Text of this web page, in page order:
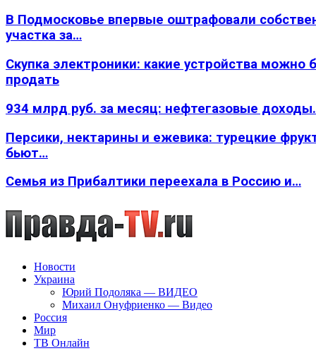
В Подмосковье впервые оштрафовали
участка за…
Скупка электроники: какие устройства можно
продать
934 млрд руб. за месяц: нефтегазовые
Персики, нектарины и ежевика: турецкие
бьют…
Семья из Прибалтики переехала в Россию и…
Новости
Украина
Юрий Подоляка — ВИДЕО
Михаил Онуфриенко — Видео
Россия
Мир
ТВ Онлайн